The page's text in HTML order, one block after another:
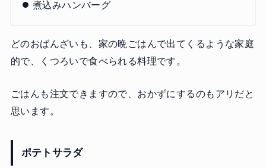
煮込みハンバーグ
どのおばんざいも、家の晩ごはんで出てくるような家庭
的で、くつろいで食べられる料理です。
ごはんも注文できますので、おかずにするのもアリだと
思います。
ポテトサラダ